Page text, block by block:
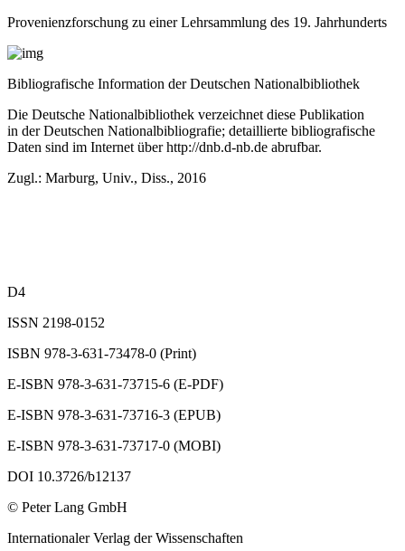
Provenienzforschung zu einer Lehrsammlung des 19. Jahrhunderts
Bibliografische Information der Deutschen Nationalbibliothek
Die Deutsche Nationalbibliothek verzeichnet diese Publikation
in der Deutschen Nationalbibliografie; detaillierte bibliografische
Daten sind im Internet überhttp://dnb.d-nb.de abrufbar.
Zugl.: Marburg, Univ., Diss., 2016
D4
ISSN 2198-0152
ISBN 978-3-631-73478-0 (Print)
E-ISBN 978-3-631-73715-6 (E-PDF)
E-ISBN 978-3-631-73716-3 (EPUB)
E-ISBN 978-3-631-73717-0 (MOBI)
DOI 10.3726/b12137
© Peter Lang GmbH
Internationaler Verlag der Wissenschaften